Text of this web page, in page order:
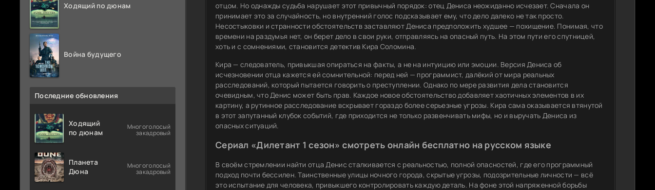
Ходящий по дюнам
Война будущего
Последние обновления
Ходящий
по дюнам
Многоголосый
закадровый
Планета
Дюна
Многоголосый
закадровый
отцом. Но однажды судьба нарушает этот привычный порядок: отец Дениса неожиданно исчезает. Сначала он
принимает это за случайность, но внутренний голос подсказывает ему, что дело далеко не так просто.
Несостыковки и странности обстоятельств заставляют Дениса предположить худшее — похищение. Понимая, что
времени на раздумья нет, он берет дело в свои руки, отправляясь на опасный путь. На этом пути его спутницей,
хоть и с сомнениями, становится детектив Кира Соломина.
Кира — следователь, привыкшая опираться на факты, а не на интуицию или эмоции. Версия Дениса об
исчезновении отца кажется ей сомнительной: перед ней — программист, далёкий от мира реальных
расследований, который пытается говорить о преступлении. Однако по мере развития дела становится
очевидным, что Денис может быть прав. Каждое новое обстоятельство добавляет хаотичных элементов в их
картину, а рутинное расследование вскрывает гораздо более серьезные угрозы. Кира сама оказывается втянутой
в этот запутанный клубок событий, где приходится не только развенчивать мифы, но и выручать Дениса из
опасных ситуаций.
Сериал «Дилетант 1 сезон» смотреть онлайн бесплатно на русском языке
В своём стремлении найти отца Денис сталкивается с реальностью, полной опасностей, где его программный
подход почти бессилен. Таинственные улицы ночного города, скрытые угрозы, подозрительные личности — всё
это испытание для человека, привыкшего контролировать каждую деталь. На фоне этой напряженной борьбы